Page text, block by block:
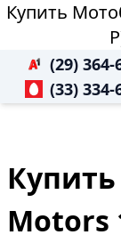
Купить
(29) 364-
(33) 334-
Motors